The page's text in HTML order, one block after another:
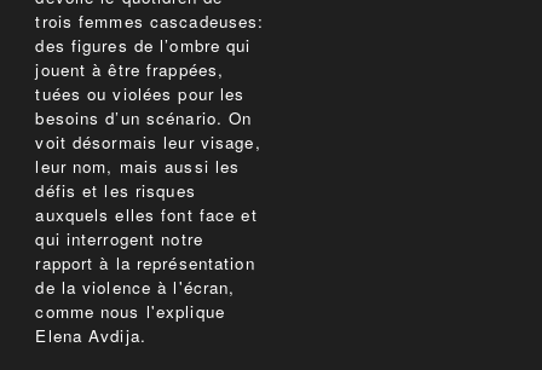
trois femmes cascadeuses:
des figures de l’ombre qui
jouent à être frappées,
tuées ou violées pour les
besoins d’un scénario. On
voit désormais leur visage,
leur nom, mais aussi les
défis et les risques
auxquels elles font face et
qui interrogent notre
rapport à la représentation
de la violence à l'écran,
comme nous l'explique
Elena Avdija.